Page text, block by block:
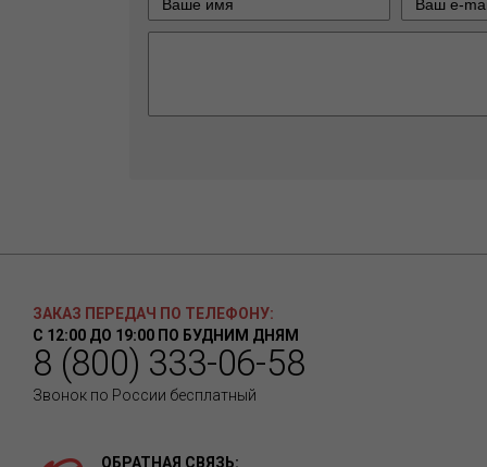
ЗАКАЗ ПЕРЕДАЧ ПО ТЕЛЕФОНУ:
С 12:00 ДО 19:00 ПО БУДНИМ ДНЯМ
8 (800) 333-06-58
Звонок по России бесплатный
ОБРАТНАЯ СВЯЗЬ: